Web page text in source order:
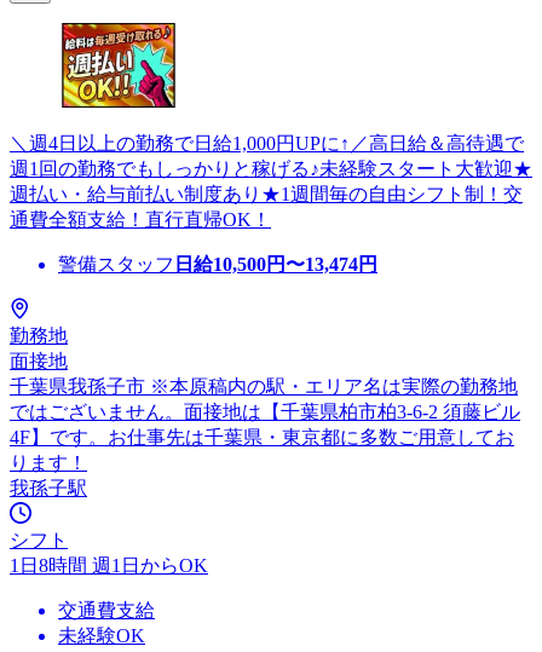
＼週4日以上の勤務で日給1,000円UPに↑／高日給＆高待遇で
週1回の勤務でもしっかりと稼げる♪未経験スタート大歓迎★
週払い・給与前払い制度あり★1週間毎の自由シフト制！交
通費全額支給！直行直帰OK！
警備スタッフ 日給10,500円〜13,474円
勤務地
面接地
千葉県我孫子市 ※本原稿内の駅・エリア名は実際の勤務地
ではございません。面接地は【千葉県柏市柏3-6-2 須藤ビル
4F】です。お仕事先は千葉県・東京都に多数ご用意してお
ります！
我孫子駅
シフト
1日8時間 週1日からOK
交通費支給
未経験OK